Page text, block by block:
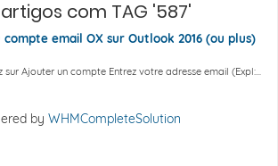
com TAG '587'
email OX sur Outlook 2016 (ou plus)
sur Ajouter un compte Entrez votre adresse email (Expl:...
by WHMCompleteSolution